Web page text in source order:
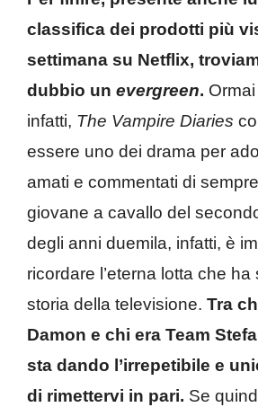
classifica dei prodotti più
settimana su Netflix,
dubbio un evergreen.
infatti, The Vampire Diaries
essere uno dei drama per
amati e commentati di
giovane a cavallo del
degli anni duemila, infatti, è
ricordare l’eterna lotta che ha
storia della televisione. Tra
Damon e chi era Team
sta dando l’irrepetibile e
di rimettervi in pari. Se